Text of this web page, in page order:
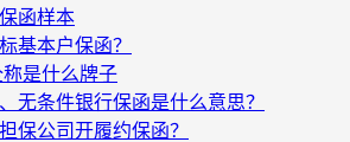
函样本
基本户保函？
称是什么牌子
无条件银行保函是什么意思？
保公司开履约保函？